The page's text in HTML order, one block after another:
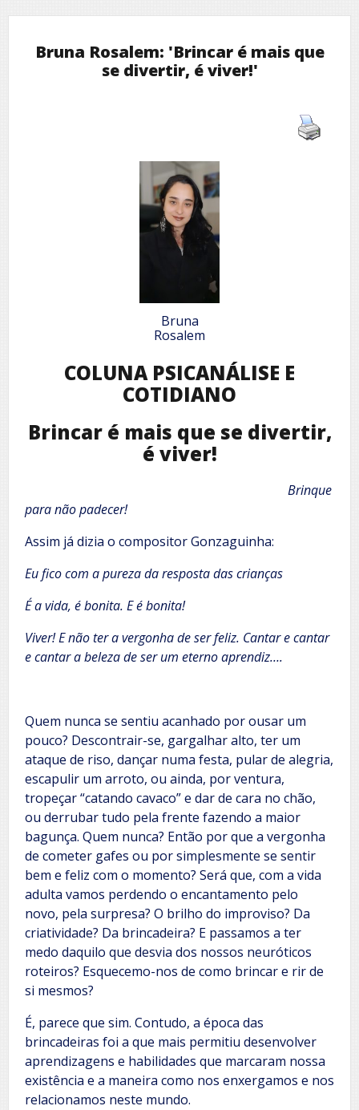
Bruna Rosalem: 'Brincar é mais que
se divertir, é viver!'
Bruna
Rosalem
COLUNA PSICANÁLISE E
COTIDIANO
Brincar é mais que se divertir,
é viver!
Brinque
para não padecer!
Assim já dizia o compositor Gonzaguinha:
Eu fico com a pureza da resposta das crianças
É a vida, é bonita. E é bonita!
Viver! E não ter a vergonha de ser feliz. Cantar e cantar
e cantar a beleza de ser um eterno aprendiz….
Quem nunca se sentiu acanhado por ousar um
pouco? Descontrair-se, gargalhar alto, ter um
ataque de riso, dançar numa festa, pular de alegria,
escapulir um arroto, ou ainda, por ventura,
tropeçar “catando cavaco” e dar de cara no chão,
ou derrubar tudo pela frente fazendo a maior
bagunça. Quem nunca? Então por que a vergonha
de cometer gafes ou por simplesmente se sentir
bem e feliz com o momento? Será que, com a vida
adulta vamos perdendo o encantamento pelo
novo, pela surpresa? O brilho do improviso? Da
criatividade? Da brincadeira? E passamos a ter
medo daquilo que desvia dos nossos neuróticos
roteiros? Esquecemo-nos de como brincar e rir de
si mesmos?
É, parece que sim. Contudo, a época das
brincadeiras foi a que mais permitiu desenvolver
aprendizagens e habilidades que marcaram nossa
existência e a maneira como nos enxergamos e nos
relacionamos neste mundo.